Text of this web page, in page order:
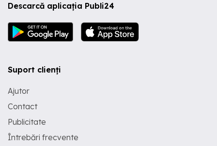
Descarcă aplicația Publi24
Suport clienți
Ajutor
Contact
Publicitate
Întrebări frecvente